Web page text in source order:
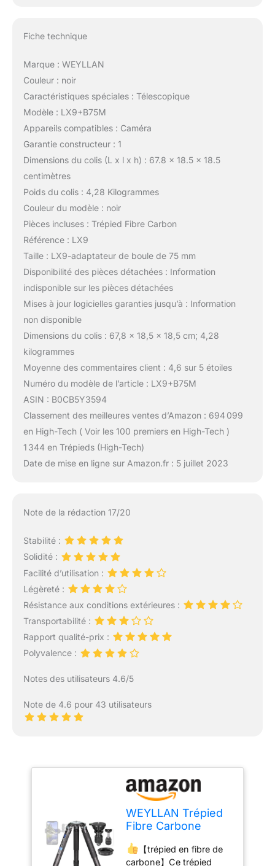
Fiche technique
Marque : WEYLLAN
Couleur : noir
Caractéristiques spéciales : Télescopique
Modèle : LX9+B75M
Appareils compatibles : Caméra
Garantie constructeur : 1
Dimensions du colis (L x l x h) : 67.8 x 18.5 x 18.5
centimètres
Poids du colis : 4,28 Kilogrammes
Couleur du modèle : noir
Pièces incluses : Trépied Fibre Carbon
Référence : LX9
Taille : LX9-adaptateur de boule de 75 mm
Disponibilité des pièces détachées : Information
indisponible sur les pièces détachées
Mises à jour logicielles garanties jusqu’à : Information
non disponible
Dimensions du colis : 67,8 x 18,5 x 18,5 cm; 4,28
kilogrammes
Moyenne des commentaires client : 4,6 sur 5 étoiles
Numéro du modèle de l’article : LX9+B75M
ASIN : B0CB5Y3594
Classement des meilleures ventes d’Amazon : 694 099
en High-Tech ( Voir les 100 premiers en High-Tech )
1 344 en Trépieds (High-Tech)
Date de mise en ligne sur Amazon.fr : 5 juillet 2023
Note de la rédaction 17/20
Stabilité :
Solidité :
Facilité d’utilisation :
Légèreté :
Résistance aux conditions extérieures :
Transportabilité :
Rapport qualité-prix :
Polyvalence :
Notes des utilisateurs 4.6/5
Note de 4.6 pour 43 utilisateurs
WEYLLAN Trépied
Fibre Carbone
Professionnel
【trépied en fibre de
carbone】Ce trépied